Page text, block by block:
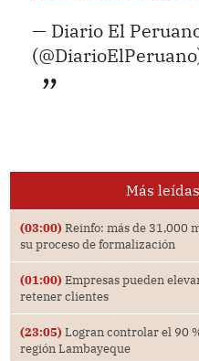
— Diario El
Más
(03:00) Reinfo: más de 31,000
su proceso de formalización
(01:00) Empresas pueden
retener clientes
(23:05) Logran controlar el 90
región Lambayeque